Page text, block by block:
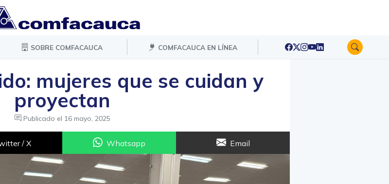
SOBRE COMFACAUCA COMFACAUCA EN LÍNEA
mujeres que se cuidan y
proyectan
Publicado el 16 mayo, 2025
/ X Whatsapp Email